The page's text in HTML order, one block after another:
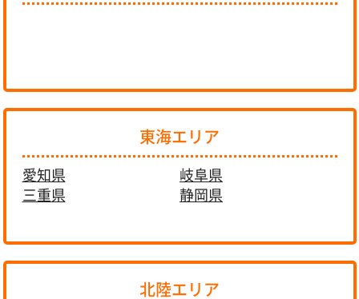
東海エリア
愛知県
岐阜県
三重県
静岡県
北陸エリア